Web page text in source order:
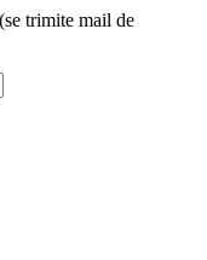
trimite mail de